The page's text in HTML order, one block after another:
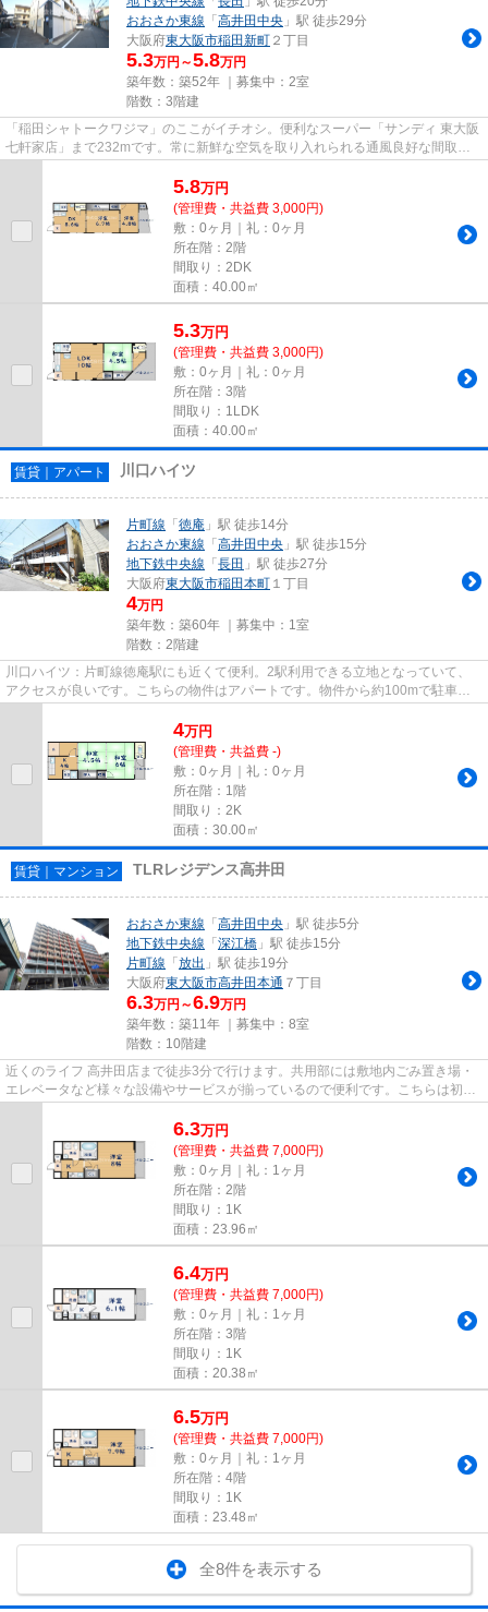
おおさか東線 「高井田中央 」駅 徒歩29分
大阪府東大阪市稲田新町 ２丁目
5.3万円～5.8万円
築年数：築52年 ｜募集中： 2室
階数：3階建
「稲田シャトークワジマ」のここがイチオシ。便利なスーパー「サンディ 東大阪
七軒家店」まで232mです。常に新鮮な空気を取り入れられる通風良好な間取り
のマンション。この物件は駅ま...
5.8万円
(管理費・共益費 3,000円)
敷：0ヶ月｜礼：0ヶ月
所在階：2階
間取り：2DK
面積：40.00㎡
5.3万円
(管理費・共益費 3,000円)
敷：0ヶ月｜礼：0ヶ月
所在階：3階
間取り：1LDK
面積：40.00㎡
賃貸｜アパート 川口ハイツ
片町線 「徳庵 」駅 徒歩14分
おおさか東線 「高井田中央 」駅 徒歩15分
地下鉄中央線 「長田 」駅 徒歩27分
大阪府東大阪市稲田本町 １丁目
4万円
築年数：築60年 ｜募集中： 1室
階数：2階建
川口ハイツ：片町線徳庵駅にも近くて便利。2駅利用できる立地となっていて、
アクセスが良いです。こちらの物件はアパートです。物件から約100mで駐車場
に行けます。当社スタッフが地域...
4万円
(管理費・共益費 -)
敷：0ヶ月｜礼：0ヶ月
所在階：1階
間取り：2K
面積：30.00㎡
賃貸｜マンション TLRレジデンス高井田
おおさか東線 「高井田中央 」駅 徒歩5分
地下鉄中央線 「深江橋 」駅 徒歩15分
片町線 「放出 」駅 徒歩19分
大阪府東大阪市高井田本通 ７丁目
6.3万円～6.9万円
築年数：築11年 ｜募集中： 8室
階数：10階建
近くのライフ 高井田店まで徒歩3分で行けます。共用部には敷地内ごみ置き場・
エレベータなど様々な設備やサービスが揃っているので便利です。こちらは初期
費用をカードでお支払いいた...
6.3万円
(管理費・共益費 7,000円)
敷：0ヶ月｜礼：1ヶ月
所在階：2階
間取り：1K
面積：23.96㎡
6.4万円
(管理費・共益費 7,000円)
敷：0ヶ月｜礼：1ヶ月
所在階：3階
間取り：1K
面積：20.38㎡
6.5万円
(管理費・共益費 7,000円)
敷：0ヶ月｜礼：1ヶ月
所在階：4階
間取り：1K
面積：23.48㎡
全8件を表示する